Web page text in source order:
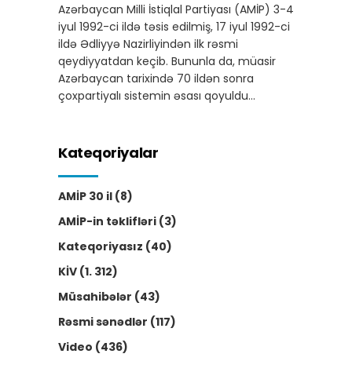
Azərbaycan Milli İstiqlal Partiyası (AMİP) 3-4
iyul 1992-ci ildə təsis edilmiş, 17 iyul 1992-ci
ildə Ədliyyə Nazirliyindən ilk rəsmi
qeydiyyatdan keçib. Bununla da, müasir
Azərbaycan tarixində 70 ildən sonra
çoxpartiyalı sistemin əsası qoyuldu…
Kateqoriyalar
AMİP 30 il (8)
AMİP-in təklifləri (3)
Kateqoriyasız (40)
KİV (1. 312)
Müsahibələr (43)
Rəsmi sənədlər (117)
Video (436)